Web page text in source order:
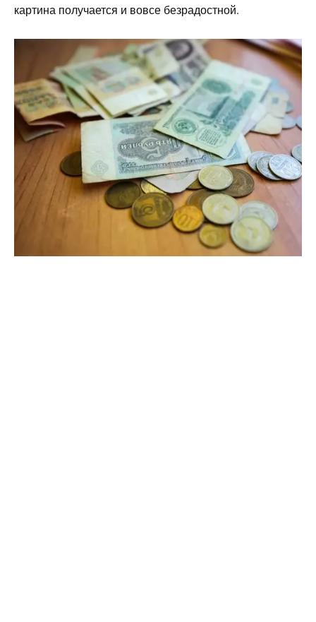
картина получается и вовсе безрадостной.